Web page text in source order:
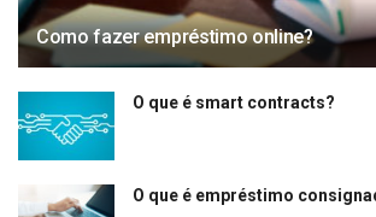
Como fazer empréstimo online?
O que é smart contracts?
O que é empréstimo